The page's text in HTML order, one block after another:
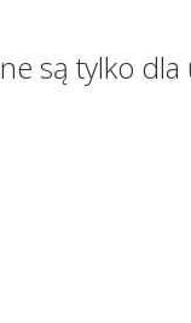
są tylko